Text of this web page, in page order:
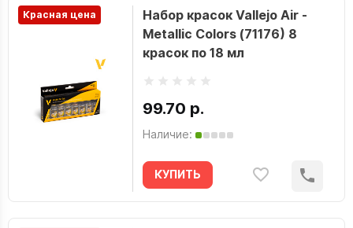
Красная цена
Набор красок Vallejo Air -
Metallic Colors (71176) 8
красок по 18 мл
99.70 р.
Наличие:
КУПИТЬ